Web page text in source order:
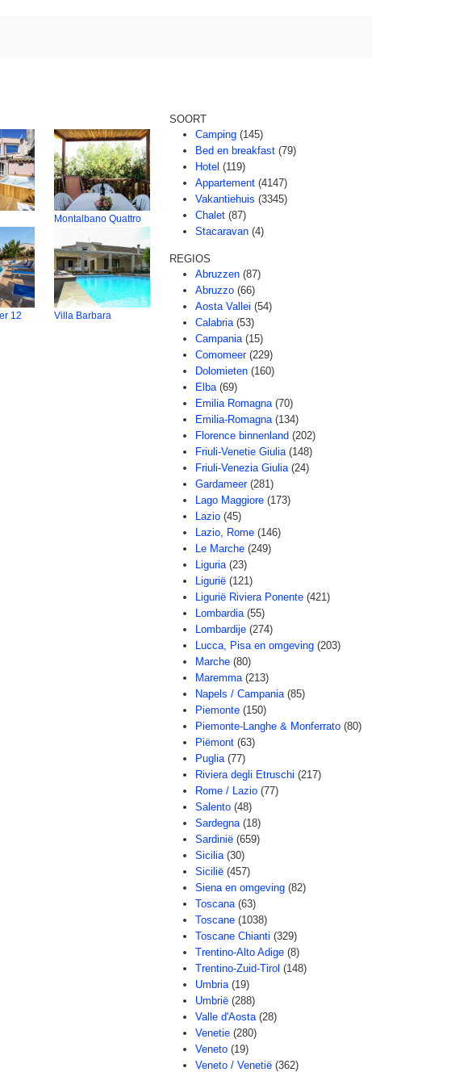
Montalbano Quattro
12
Villa Barbara
SOORT
Camping (145)
Bed en breakfast (79)
Hotel (119)
Appartement (4147)
Vakantiehuis (3345)
Chalet (87)
Stacaravan (4)
REGIOS
Abruzzen (87)
Abruzzo (66)
Aosta Vallei (54)
Calabria (53)
Campania (15)
Comomeer (229)
Dolomieten (160)
Elba (69)
Emilia Romagna (70)
Emilia-Romagna (134)
Florence binnenland (202)
Friuli-Venetie Giulia (148)
Friuli-Venezia Giulia (24)
Gardameer (281)
Lago Maggiore (173)
Lazio (45)
Lazio, Rome (146)
Le Marche (249)
Liguria (23)
Ligurië (121)
Ligurië Riviera Ponente (421)
Lombardia (55)
Lombardije (274)
Lucca, Pisa en omgeving (203)
Marche (80)
Maremma (213)
Napels / Campania (85)
Piemonte (150)
Piemonte-Langhe & Monferrato (80)
Piëmont (63)
Puglia (77)
Riviera degli Etruschi (217)
Rome / Lazio (77)
Salento (48)
Sardegna (18)
Sardinië (659)
Sicilia (30)
Sicilië (457)
Siena en omgeving (82)
Toscana (63)
Toscane (1038)
Toscane Chianti (329)
Trentino-Alto Adige (8)
Trentino-Zuid-Tirol (148)
Umbria (19)
Umbrië (288)
Valle d'Aosta (28)
Venetie (280)
Veneto (19)
Veneto / Venetië (362)